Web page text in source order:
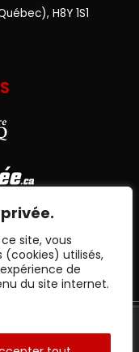
site, vous
utilisés,
de
du site internet.
H8Y 1S1
Québec
AMVOQ ne